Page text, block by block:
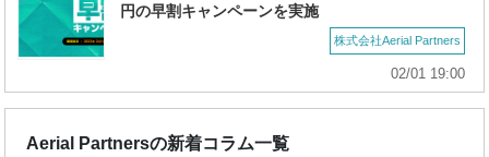
円の早割キャンペーンを実施
株式会社Aerial Partners
02/01 19:00
Aerial Partnersの新着コラム一覧